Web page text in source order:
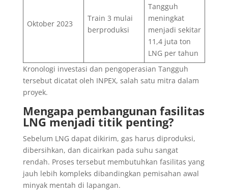
Oktober 2023
Train 3 mulai
berproduksi
Tangguh
meningkat
menjadi sekitar
11,4 juta ton
LNG per tahun
Kronologi investasi dan pengoperasian Tangguh
tersebut dicatat oleh INPEX, salah satu mitra dalam
proyek.
Mengapa pembangunan fasilitas
LNG menjadi titik penting?
Sebelum LNG dapat dikirim, gas harus diproduksi,
dibersihkan, dan dicairkan pada suhu sangat
rendah. Proses tersebut membutuhkan fasilitas yang
jauh lebih kompleks dibandingkan pemisahan awal
minyak mentah di lapangan.